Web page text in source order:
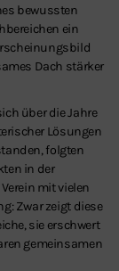
bewussten
ein
Dach stärker
über die Jahre
Lösungen
folgten
in der
mit vielen
Zwar zeigt diese
sie erschwert
gemeinsamen